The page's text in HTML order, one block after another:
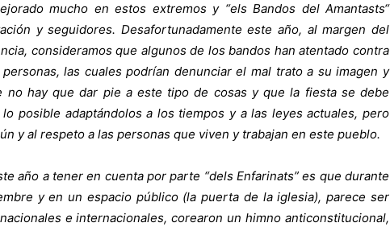
mucho en estos extremos y “els Bandos del Amantasts“
y seguidores. Desafortunadamente este año, al margen del
consideramos que algunos de los bandos han atentado contra
las cuales podrían denunciar el mal trato a su imagen y
no hay que dar pie a este tipo de cosas y que la fiesta se debe
posible adaptándolos a los tiempos y a las leyes actuales, pero
y al respeto a las personas que viven y trabajan en este pueblo.
año a tener en cuenta por parte “dels Enfarinats” es que durante
y en un espacio público (la puerta de la iglesia), parece ser
e internacionales, corearon un himno anticonstitucional,